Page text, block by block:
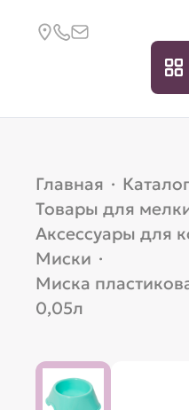
Главная · Каталог
Товары для
Аксессуары для
Миски ·
Миска
0,05л